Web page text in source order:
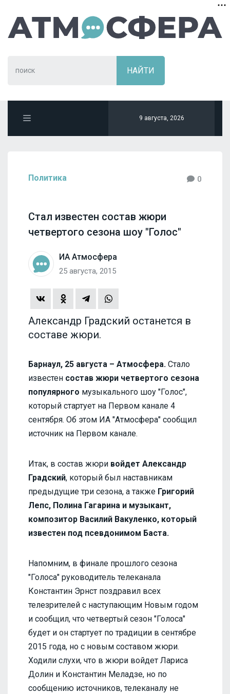
9 августа, 2026
Политика 0
Стал известен состав жюри
четвертого сезона шоу "Голос"
ИА Атмосфера
25 августа, 2015
Александр Градский останется в
составе жюри.
Барнаул, 25 августа – Атмосфера. Стало
известен состав жюри четвертого сезона
популярного музыкального шоу "Голос",
который стартует на Первом канале 4
сентября. Об этом ИА "Атмосфера" сообщил
источник на Первом канале.
Итак, в состав жюри войдет Александр
Градский, который был наставникам
предыдущие три сезона, а также Григорий
Лепс, Полина Гагарина и музыкант,
композитор Василий Вакуленко, который
известен под псевдонимом Баста.
Напомним, в финале прошлого сезона
"Голоса" руководитель телеканала
Константин Эрнст поздравил всех
телезрителей с наступающим Новым годом
и сообщил, что четвертый сезон "Голоса"
будет и он стартует по традиции в сентябре
2015 года, но с новым составом жюри.
Ходили слухи, что в жюри войдет Лариса
Долин и Константин Меладзе, но по
сообщению источников, телеканалу не